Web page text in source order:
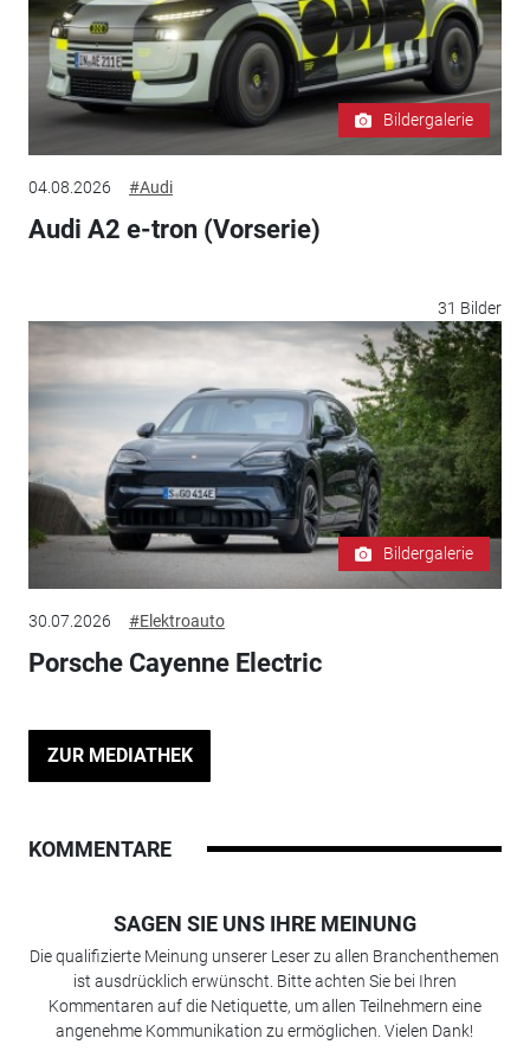
Bildergalerie
04.08.2026 #Audi
Audi A2 e-tron (Vorserie)
31 Bilder
Bildergalerie
30.07.2026 #Elektroauto
Porsche Cayenne Electric
ZUR MEDIATHEK
KOMMENTARE
SAGEN SIE UNS IHRE MEINUNG
Die qualifizierte Meinung unserer Leser zu allen Branchenthemen
ist ausdrücklich erwünscht. Bitte achten Sie bei Ihren
Kommentaren auf die Netiquette, um allen Teilnehmern eine
angenehme Kommunikation zu ermöglichen. Vielen Dank!